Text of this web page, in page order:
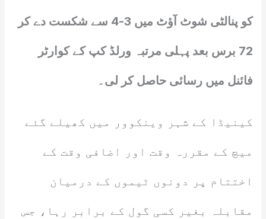
کو پنالٹی شوٹ آؤٹ میں 3-4 سے شکست دے کر
72 برس بعد پہلی مرتبہ ورلڈ کپ کے کوارٹر
فائنل میں رسائی حاصل کر لی۔
کینیڈا کے شہر وینکوور میں کھیلے گئے
میچ کے مقررہ وقت اور اضافی وقت کے
اختتام پر دونوں ٹیموں کے درمیان
مقابلہ بغیر کسی گول کے برابر رہا، جس